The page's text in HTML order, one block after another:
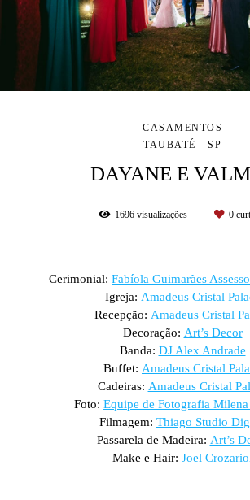
CASAMENTOS
TAUBATÉ - SP
DAYANE E
1696 visualizações 0
Cerimonial: Fabíola Guimarães
Igreja: Amadeus Cristal
Recepção: Amadeus Cristal
Decoração: Art’s Decor
Banda: DJ Alex Andrade
Buffet: Amadeus Cristal
Cadeiras: Amadeus Cristal
Foto: Equipe de Fotografia
Filmagem: Thiago Studio
Passarela de Madeira: Art’s
Make e Hair: Joel